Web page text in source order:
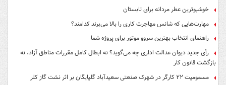
خوشبوترین عطر مردانه برای تابستان
مهارت‌هایی که شانس مهاجرت کاری را بالا می‌برند کدامند؟
راهنمای انتخاب بهترین سروو موتور برای پروژه شما
رأی جدید دیوان عدالت اداری چه می‌گوید؟ نه ابطال کامل مقررات مناطق آزاد، نه
بازگشت قانون کار
مسمومیت ۲۲ کارگر در شهرک صنعتی سعیدآباد گلپایگان بر اثر نشت گاز کلر